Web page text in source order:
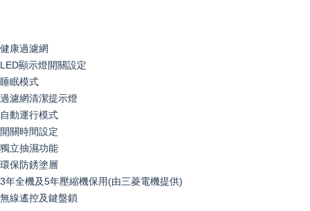
健康過濾網
LED顯示燈開關設定
睡眠模式
過濾網清潔提示燈
自動運行模式
開關時間設定
獨立抽濕功能
環保防銹塗層
3年全機及5年壓縮機保用(由三菱電機提供)
無線遙控及鍵盤鎖